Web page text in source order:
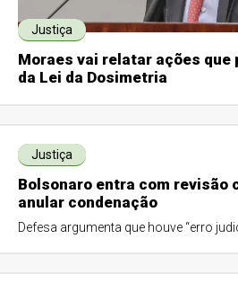
Justiça
Moraes vai relatar ações que
da Lei da Dosimetria
Justiça
Bolsonaro entra com revisão
anular condenação
Defesa argumenta que houve “erro